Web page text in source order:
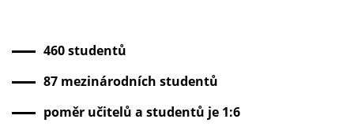
460 studentů
87 mezinárodních studentů
poměr učitelů a studentů je 1:6